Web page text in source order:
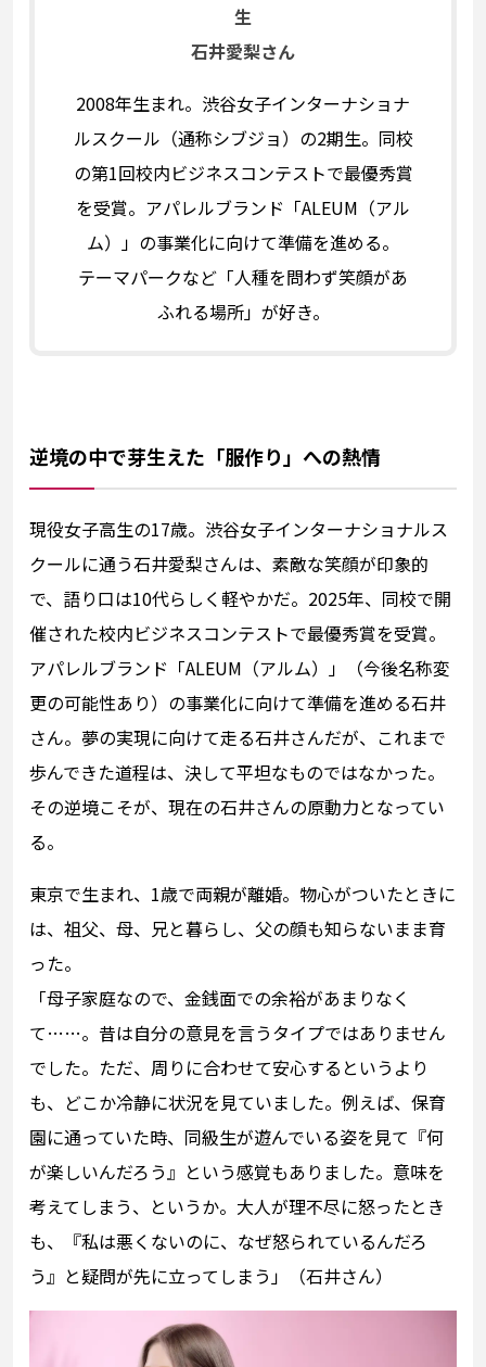
生
石井愛梨さん
2008年生まれ。渋谷女子インターナショナ
ルスクール（通称シブジョ）の2期生。同校
の第1回校内ビジネスコンテストで最優秀賞
を受賞。アパレルブランド「ALEUM（アル
ム）」の事業化に向けて準備を進める。
テーマパークなど「人種を問わず笑顔があ
ふれる場所」が好き。
逆境の中で芽生えた「服作り」への熱情
現役女子高生の17歳。渋谷女子インターナショナルス
クールに通う石井愛梨さんは、素敵な笑顔が印象的
で、語り口は10代らしく軽やかだ。2025年、同校で開
催された校内ビジネスコンテストで最優秀賞を受賞。
アパレルブランド「ALEUM（アルム）」（今後名称変
更の可能性あり）の事業化に向けて準備を進める石井
さん。夢の実現に向けて走る石井さんだが、これまで
歩んできた道程は、決して平坦なものではなかった。
その逆境こそが、現在の石井さんの原動力となってい
る。
東京で生まれ、1歳で両親が離婚。物心がついたときに
は、祖父、母、兄と暮らし、父の顔も知らないまま育
った。
「母子家庭なので、金銭面での余裕があまりなく
て……。昔は自分の意見を言うタイプではありません
でした。ただ、周りに合わせて安心するというより
も、どこか冷静に状況を見ていました。例えば、保育
園に通っていた時、同級生が遊んでいる姿を見て『何
が楽しいんだろう』という感覚もありました。意味を
考えてしまう、というか。大人が理不尽に怒ったとき
も、『私は悪くないのに、なぜ怒られているんだろ
う』と疑問が先に立ってしまう」（石井さん）